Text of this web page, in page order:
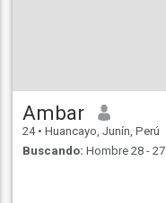
Ambar
24 • Huancayo, Junín, Perú
Buscando: Hombre 28 - 27